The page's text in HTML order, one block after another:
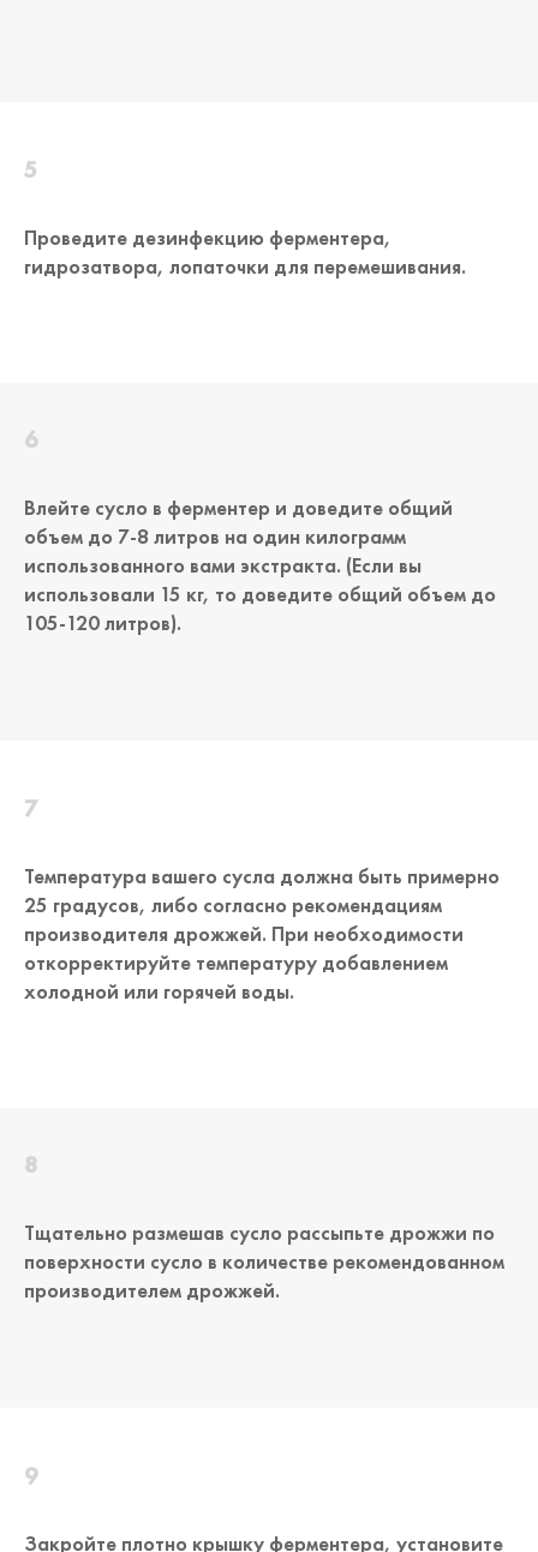
Проведите дезинфекцию ферментера,
гидрозатвора, лопаточки для перемешивания.
Влейте сусло в ферментер и доведите общий
объем до 7-8 литров на один килограмм
использованного вами экстракта. (Если вы
использовали 15 кг, то доведите общий объем до
105-120 литров).
Температура вашего сусла должна быть примерно
25 градусов, либо согласно рекомендациям
производителя дрожжей. При необходимости
откорректируйте температуру добавлением
холодной или горячей воды.
Тщательно размешав сусло рассыпьте дрожжи по
поверхности сусло в количестве рекомендованном
производителем дрожжей.
Закройте плотно крышку ферментера, установите